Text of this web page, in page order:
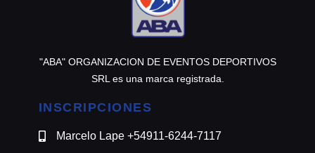
"ABA" ORGANIZACION DE EVENTOS DEPORTIVOS
SRL es una marca registrada.
INSCRIPCIONES
Marcelo Lape +54911-6244-7117